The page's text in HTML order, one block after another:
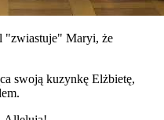
"zwiastuje" Maryi, że
swoją kuzynkę Elżbietę,